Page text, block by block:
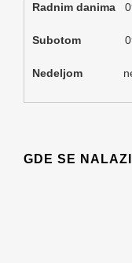
Radnim danima
Subotom
Nedeljom
GDE SE